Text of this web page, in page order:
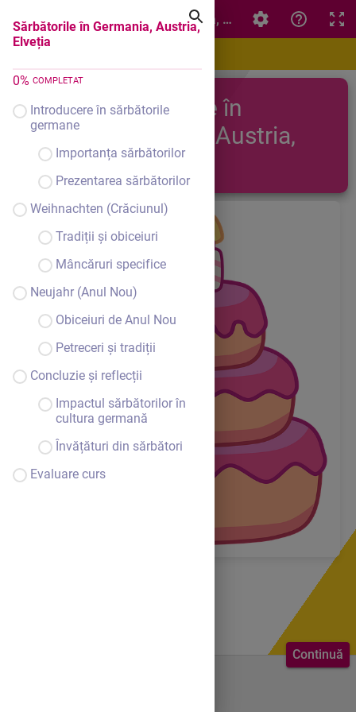
Sărbătorile în Germania, Austria,
Elveția
0% COMPLETAT
Introducere în sărbătorile
germane
Importanța sărbătorilor
Prezentarea sărbătorilor
Weihnachten (Crăciunul)
Tradiții și obiceiuri
Mâncăruri specifice
Neujahr (Anul Nou)
Obiceiuri de Anul Nou
Petreceri și tradiții
Concluzie și reflecții
Impactul sărbătorilor în
cultura germană
Învățături din sărbători
Evaluare curs
Continuă
Sărbătorile în Germania, Austria, Elveția
Sărbătorile în
Germania, Austria,
Elveția